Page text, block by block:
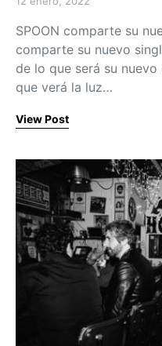
Posted on
SPOON comparte su
comparte su nuevo
de lo que será su nuevo
que verá la luz…
View Post